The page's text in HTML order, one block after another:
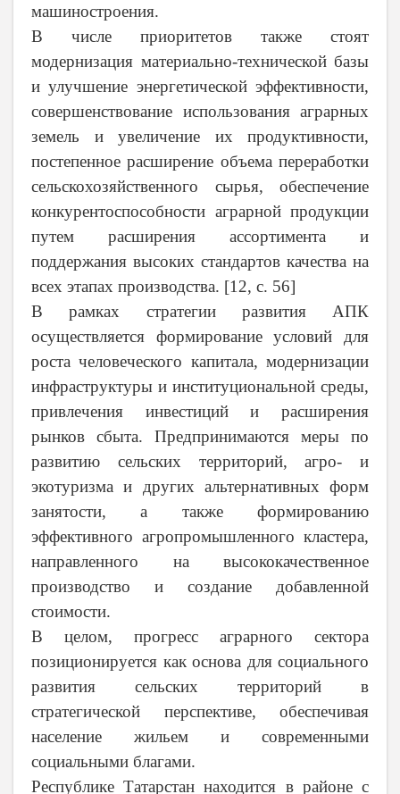
машиностроения.
В числе приоритетов также стоят
модернизация материально-технической базы
и улучшение энергетической эффективности,
совершенствование использования аграрных
земель и увеличение их продуктивности,
постепенное расширение объема переработки
сельскохозяйственного сырья, обеспечение
конкурентоспособности аграрной продукции
путем расширения ассортимента и
поддержания высоких стандартов качества на
всех этапах производства. [12, с. 56]
В рамках стратегии развития АПК
осуществляется формирование условий для
роста человеческого капитала, модернизации
инфраструктуры и институциональной среды,
привлечения инвестиций и расширения
рынков сбыта. Предпринимаются меры по
развитию сельских территорий, агро- и
экотуризма и других альтернативных форм
занятости, а также формированию
эффективного агропромышленного кластера,
направленного на высококачественное
производство и создание добавленной
стоимости.
В целом, прогресс аграрного сектора
позиционируется как основа для социального
развития сельских территорий в
стратегической перспективе, обеспечивая
население жильем и современными
социальными благами.
Республике Татарстан находится в районе с